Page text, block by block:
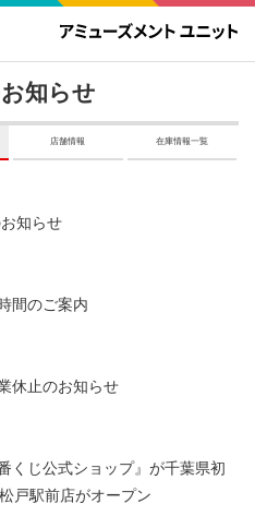
知らせ
店舗情報 在庫情報一覧
知らせ
間のご案内
休止のお知らせ
くじ公式ショップ』が千葉県初
戸駅前店がオープン